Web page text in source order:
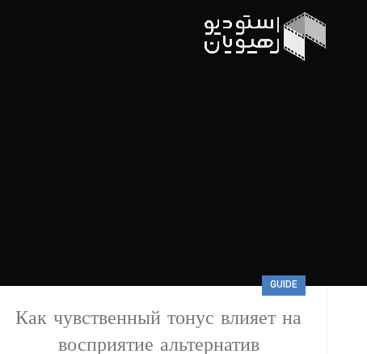
GUIDE
Как чувственный тонус влияет на
восприятие альтернатив